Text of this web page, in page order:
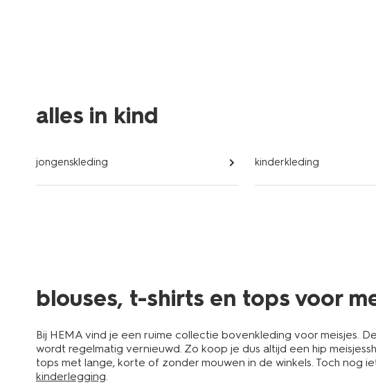
alles in kind
jongenskleding kinderkleding
blouses, t-shirts en tops voor
Bij HEMA vind je een ruime collectie bovenkleding voor meisjes.
wordt regelmatig vernieuwd. Zo koop je dus altijd een hip
tops met lange, korte of zonder mouwen in de winkels. Toch nog
kinderlegging.